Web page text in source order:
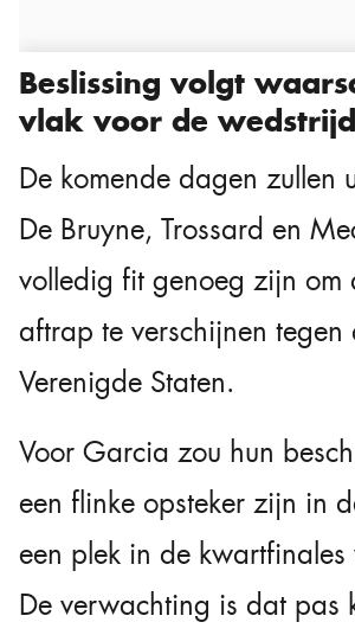
Beslissing volgt
vlak voor de wedstrijd
De komende dagen zullen
De Bruyne, Trossard en
volledig fit genoeg zijn om
aftrap te verschijnen tegen
Verenigde Staten.
Voor Garcia zou hun
een flinke opsteker zijn in
een plek in de
De verwachting is dat pas